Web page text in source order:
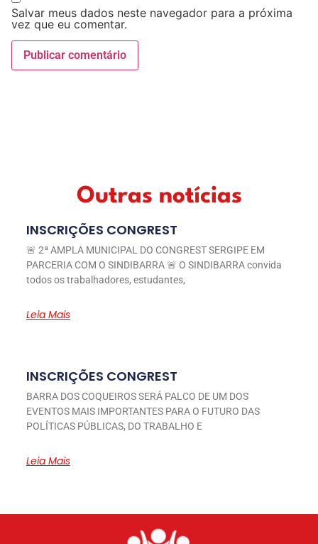
Salvar meus dados neste navegador para a próxima
vez que eu comentar.
Outras notícias
INSCRIÇÕES CONGREST
🚨 2ª AMPLA MUNICIPAL DO CONGREST SERGIPE EM
PARCERIA COM O SINDIBARRA 🚨 O SINDIBARRA convida
todos os trabalhadores, estudantes,
Leia Mais
INSCRIÇÕES CONGREST
BARRA DOS COQUEIROS SERÁ PALCO DE UM DOS
EVENTOS MAIS IMPORTANTES PARA O FUTURO DAS
POLÍTICAS PÚBLICAS, DO TRABALHO E
Leia Mais